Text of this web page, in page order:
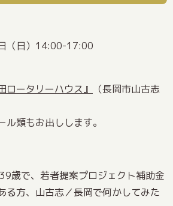
（日）14:00-17:00
ロータリーハウス』
（長岡市山古志
類もお出しします。
歳で、若者提案プロジェクト補助金
る方、山古志／長岡で何かしてみた